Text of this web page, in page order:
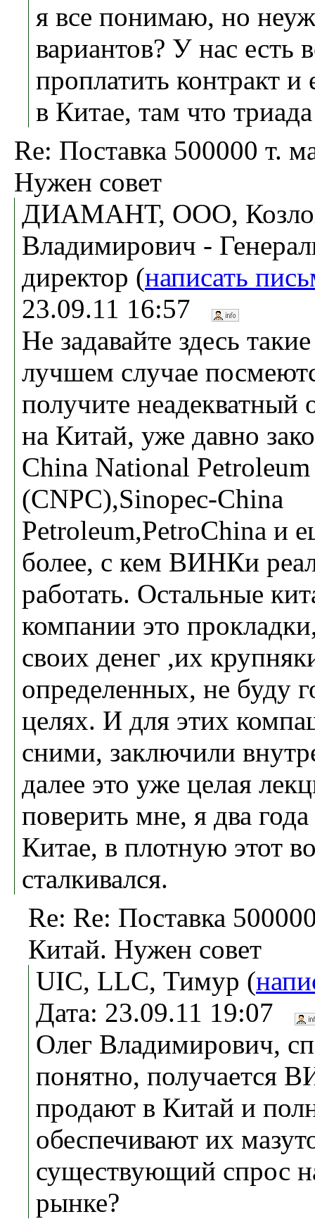
я все понимаю, но
вариантов? У нас есть
проплатить контракт и
в Китае, там что
Re: Поставка 500000 т.
Нужен совет
ДИАМАНТ, ООО,
Владимирович -
директор (написать
23.09.11 16:57
Не задавайте здесь
лучшем случае
получите неадекватный
на Китай, уже давно
China National
(CNPC),Sinopec-China
Petroleum,PetroChina и
более, с кем ВИНКи
работать. Остальные
компании это
своих денег ,их
определенных, не буду
целях. И для этих
сними, заключили
далее это уже целая
поверить мне, я два
Китае, в плотную этот
сталкивался.
Re: Re: Поставка
Китай. Нужен совет
UIC, LLC, Тимур (
Дата: 23.09.11 19:07
Олег Владимирович,
понятно, получается
продают в Китай и
обеспечивают их
существующий спрос
рынке?